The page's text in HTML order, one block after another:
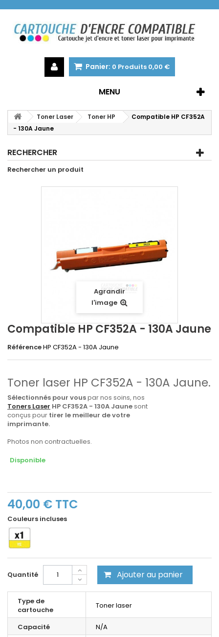
Panier: 0 Produits 0,00 €
MENU
Toner Laser Toner HP
Compatible HP CF352A
- 130A Jaune
RECHERCHER
Rechercher un produit
Agrandir
l'image
Compatible HP CF352A - 130A Jaune
RéférenceHP CF352A - 130A Jaune
Toner laser HP CF352A - 130A Jaune.
Sélectionnés pour vouspar nos soins, nos
Toners Laser HP CF352A - 130A Jaunesont
conçus pour tirer le meilleur de votre
imprimante.
Photos non contractuelles.
Disponible
40,00 € TTC
Couleurs incluses
Quantité Ajouter au panier
Type de
cartouche
Toner laser
Capacité
N/A